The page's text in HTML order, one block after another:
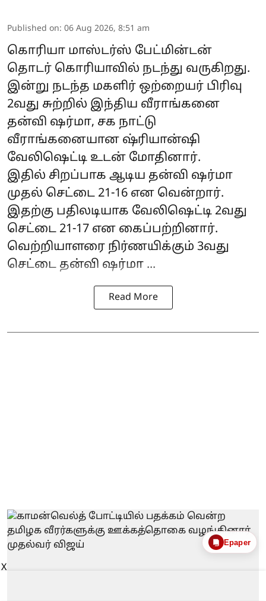
Published on: 06 Aug 2026, 8:51 am
கொரியா மாஸ்டர்ஸ் பேட்மின்டன்
தொடர் கொரியாவில் நடந்து வருகிறது.
இன்று நடந்த மகளிர் ஒற்றையர் பிரிவு
2வது சுற்றில் இந்திய வீராங்கனை
தன்வி ஷர்மா, சக நாட்டு
வீராங்கனையான ஷ்ரியான்ஷி
வேலிஷெட்டி உடன் மோதினார்.
இதில் சிறப்பாக ஆடிய தன்வி ஷர்மா
முதல் செட்டை 21-16 என வென்றார்.
இதற்கு பதிலடியாக வேலிஷெட்டி 2வது
செட்டை 21-17 என கைப்பற்றினார்.
வெற்றியாளரை நிர்ணயிக்கும் 3வது
செட்டை தன்வி ஷர்மா ...
Read More
Epaper
X